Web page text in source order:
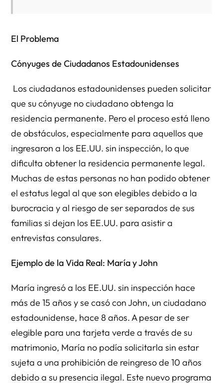
El Problema
Cónyuges de Ciudadanos Estadounidenses
Los ciudadanos estadounidenses pueden solicitar
que su cónyuge no ciudadano obtenga la
residencia permanente. Pero el proceso está lleno
de obstáculos, especialmente para aquellos que
ingresaron a los EE.UU. sin inspección, lo que
dificulta obtener la residencia permanente legal.
Muchas de estas personas no han podido obtener
el estatus legal al que son elegibles debido a la
burocracia y al riesgo de ser separados de sus
familias si dejan los EE.UU. para asistir a
entrevistas consulares.
Ejemplo de la Vida Real: María y John
María ingresó a los EE.UU. sin inspección hace
más de 15 años y se casó con John, un ciudadano
estadounidense, hace 8 años. A pesar de ser
elegible para una tarjeta verde a través de su
matrimonio, María no podía solicitarla sin estar
sujeta a una prohibición de reingreso de 10 años
debido a su presencia ilegal. Este nuevo programa